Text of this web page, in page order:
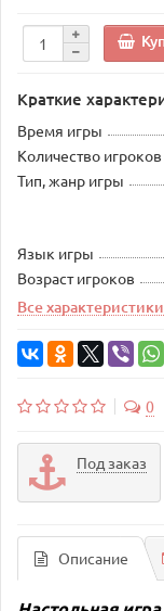
Краткие
Время игры
Количество игроков
Тип, жанр игры
Язык игры
Возраст игроков
Все характеристики
0
Под заказ
Описание